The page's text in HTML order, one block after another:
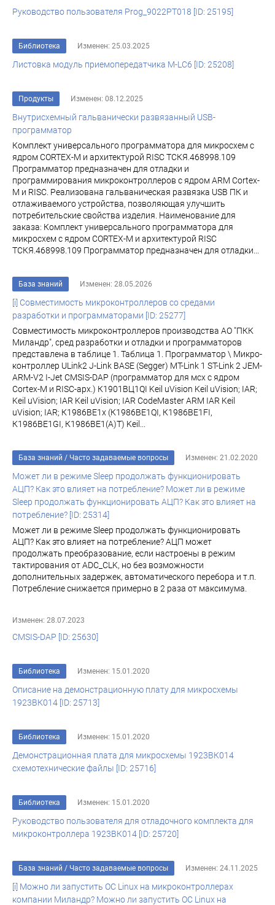
Руководство пользователя Prog_9022PT018 [ID: 25195]
Библиотека Изменен: 25.03.2025
Листовка модуль приемопередатчика M-LC6 [ID: 25208]
Продукты Изменен: 08.12.2025
Внутрисхемный гальванически развязанный USB-
программатор
Комплект универсального программатора для микросхем с
ядром CORTEX-M и архитектурой RISC ТСКЯ.468998.109
Программатор предназначен для отладки и
программирования микроконтроллеров с ядром ARM Cortex-
M и RISC. Реализована гальваническая развязка USB ПК и
отлаживаемого устройства, позволяющая улучшить
потребительские свойства изделия. Наименование для
заказа: Комплект универсального программатора для
микросхем с ядром CORTEX-M и архитектурой RISC
ТСКЯ.468998.109 Программатор предназначен для отладки...
База знаний Изменен: 28.05.2026
[i] Совместимость микроконтроллеров со средами
разработки и программаторами [ID: 25277]
Совместимость микроконтроллеров производства АО "ПКК
Миландр", сред разработки и отладки и программаторов
представлена в таблице 1. Таблица 1. Программатор \ Микро-
контроллер ULink2 J-Link BASE (Segger) MT-Link 1 ST-Link 2 JEM-
ARM-V2 I-Jet CMSIS-DAP (программатор для мсх с ядром
Cortex-M и RISC-арх.) К1901ВЦ1QI Keil uVision Keil uVision; IAR;
Keil uVision; IAR Keil uVision; IAR CodeMaster ARM IAR Keil
uVision; IAR; К1986ВЕ1x (К1986ВЕ1QI, К1986ВЕ1FI,
К1986ВЕ1GI, К1986ВЕ1(A)T) Keil...
База знаний / Часто задаваемые вопросы Изменен: 21.02.2020
Может ли в режиме Sleep продолжать функционировать
АЦП? Как это влияет на потребление? Может ли в режиме
Sleep продолжать функционировать АЦП? Как это влияет на
потребление? [ID: 25314]
Может ли в режиме Sleep продолжать функционировать
АЦП? Как это влияет на потребление? АЦП может
продолжать преобразование, если настроены в режим
тактирования от ADC_CLK, но без возможности
дополнительных задержек, автоматического перебора и т.п.
Потребление снижается примерно в 2 раза от максимума.
Изменен: 28.07.2023
CMSIS-DAP [ID: 25630]
Библиотека Изменен: 15.01.2020
Описание на демонстрационную плату для микросхемы
1923ВК014 [ID: 25713]
Библиотека Изменен: 15.01.2020
Демонстрационная плата для микросхемы 1923ВК014
схемотехнические файлы [ID: 25716]
Библиотека Изменен: 15.01.2020
Руководство пользователя для отладочного комплекта для
микроконтроллера 1923ВК014 [ID: 25720]
База знаний / Часто задаваемые вопросы Изменен: 24.11.2025
[i] Можно ли запустить ОС Linux на микроконтроллерах
компании Миландр? Можно ли запустить ОС Linux на